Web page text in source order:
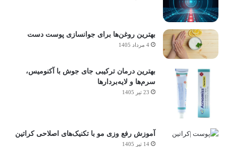
بهترین روغن‌ها برای جوانسازی پوست دست
4 مرداد 1405
بهترین درمان ترکیبی جای جوش با آکنومیس،
سرم‌ها و لایه‌بردارها
23 تیر 1405
آموزش رفع وزی مو با تکنیک‌های اصلاحی کراتین
14 تیر 1405